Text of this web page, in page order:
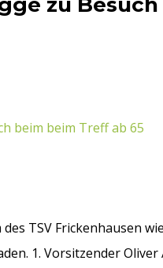
TSV Frickenhausen
1. Vorsitzender